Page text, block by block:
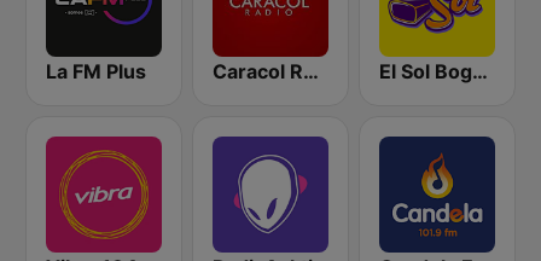
La FM Plus Caracol Radio Medellín El Sol Bogotá